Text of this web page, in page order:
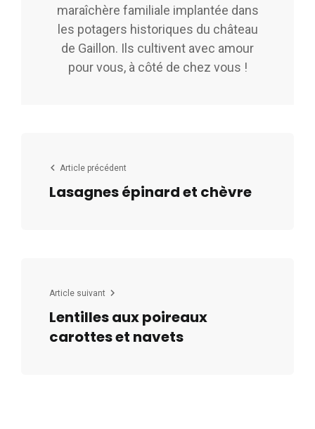
maraîchère familiale implantée dans
les potagers historiques du château
de Gaillon. Ils cultivent avec amour
pour vous, à côté de chez vous !
Article précédent
Lasagnes épinard et chèvre
Article suivant
Lentilles aux poireaux
carottes et navets